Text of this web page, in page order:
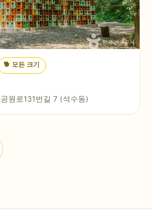
🐕모든 크기
원로131번길 7 (석수동)